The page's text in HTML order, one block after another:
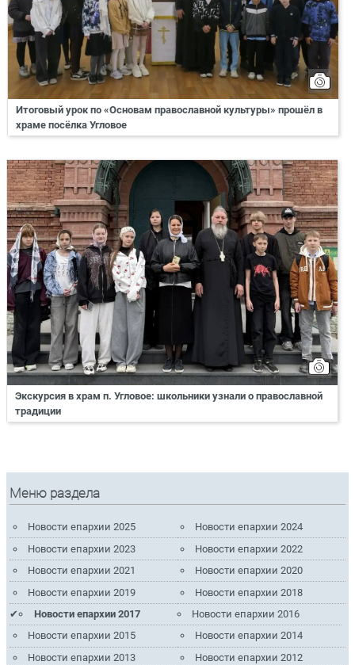
Итоговый урок по «Основам православной культуры» прошёл в
храме посёлка Угловое
Экскурсия в храм п. Угловое: школьники узнали о православной
традиции
Меню раздела
Новости епархии 2025
Новости епархии 2024
Новости епархии 2023
Новости епархии 2022
Новости епархии 2021
Новости епархии 2020
Новости епархии 2019
Новости епархии 2018
Новости епархии 2017
Новости епархии 2016
Новости епархии 2015
Новости епархии 2014
Новости епархии 2013
Новости епархии 2012